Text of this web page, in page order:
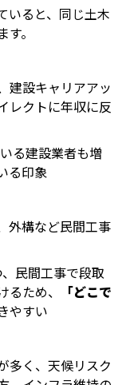
いると、同じ土木
。
建設キャリアアッ
レクトに年収に反
る建設業者も増
る印象
外構など民間工事
民間工事で段取
ため、
「どこで
やすい
多く、天候リスク